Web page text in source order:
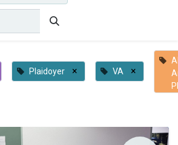
Plaidoyer × VA ×